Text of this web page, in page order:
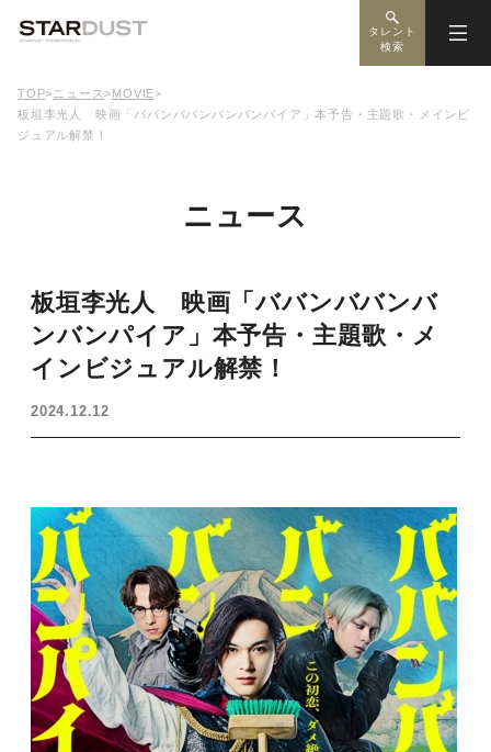
タレント
検索
TOP> ニュース>MOVIE>
板垣李光人 映画「ババンババンバンバンパイア」本予告・主題歌・メインビ
ジュアル解禁！
ニュース
板垣李光人 映画「ババンババンバ
ンバンパイア」本予告・主題歌・メ
インビジュアル解禁！
2024.12.12